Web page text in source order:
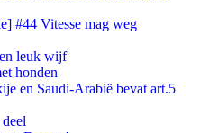
#44 Vitesse mag weg
leuk wijf
honden
en Saudi-Arabië bevat art.5